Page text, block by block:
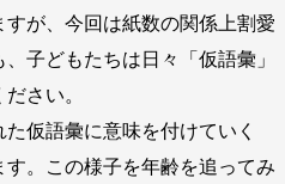
が、今回は紙数の関係上割愛
子どもたちは日々「仮語彙」
さい。
仮語彙に意味を付けていく
す。この様子を年齢を追ってみ